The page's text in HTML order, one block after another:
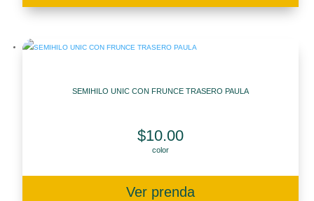
SEMIHILO UNIC CON FRUNCE TRASERO PAULA
$10.00
color
Ver prenda